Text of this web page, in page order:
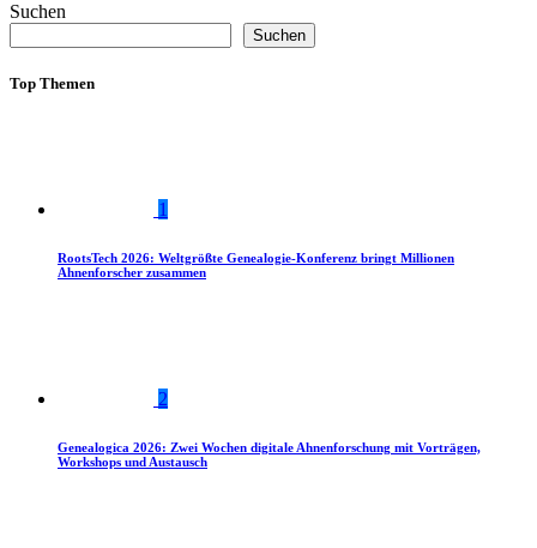
Suchen
Suchen
Top Themen
1
RootsTech 2026: Weltgrößte Genealogie-Konferenz bringt Millionen
Ahnenforscher zusammen
2
Genealogica 2026: Zwei Wochen digitale Ahnenforschung mit Vorträgen,
Workshops und Austausch